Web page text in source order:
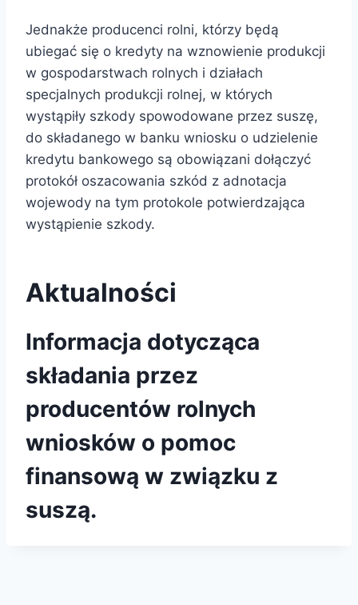
Jednakże producenci rolni, którzy będą
ubiegać się o kredyty na wznowienie produkcji
w gospodarstwach rolnych i działach
specjalnych produkcji rolnej, w których
wystąpiły szkody spowodowane przez suszę,
do składanego w banku wniosku o udzielenie
kredytu bankowego są obowiązani dołączyć
protokół oszacowania szkód z adnotacja
wojewody na tym protokole potwierdzająca
wystąpienie szkody.
Aktualności
Informacja dotycząca
składania przez
producentów rolnych
wniosków o pomoc
finansową w związku z
suszą.